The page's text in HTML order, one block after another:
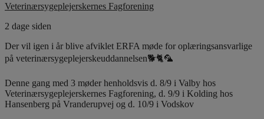
Veterinærsygeplejerskernes Fagforening
2 dage siden
Der vil igen i år blive afviklet ERFA møde for oplæringsansvarlige
på veterinærsygeplejerskeuddannelsen🐕🐈🦜
Denne gang med 3 møder henholdsvis d. 8/9 i Valby hos
Veterinærsygeplejerskernes Fagforening, d. 9/9 i Kolding hos
Hansenberg på Vranderupvej og d. 10/9 i Vodskov